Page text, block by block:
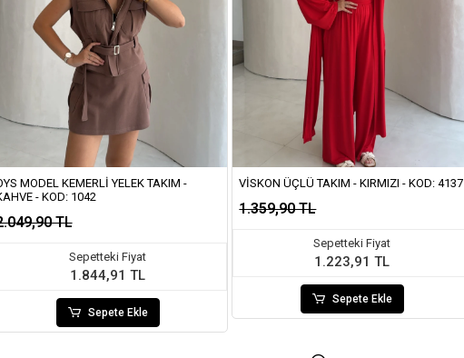
MODEL KEMERLI YELEK TAKIM -
- KOD: 1042
TL
Sepetteki Fiyat
1.844,91 TL
Sepete Ekle
VISKON ÜÇLÜ TAKIM - KIRMIZI - KOD: 4137
1.359,90 TL
Sepetteki Fiyat
1.223,91 TL
Sepete Ekle